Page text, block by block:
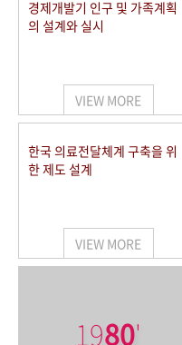
경제개발기 인구 및 가족계획
의 설계와 실시
VIEW MORE
한국 의료전달체계 구축을 위
한 제도 설계
VIEW MORE
1980'